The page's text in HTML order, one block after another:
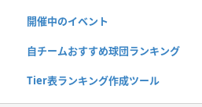
開催中のイベント
自チームおすすめ球団ランキング
Tier表ランキング作成ツール